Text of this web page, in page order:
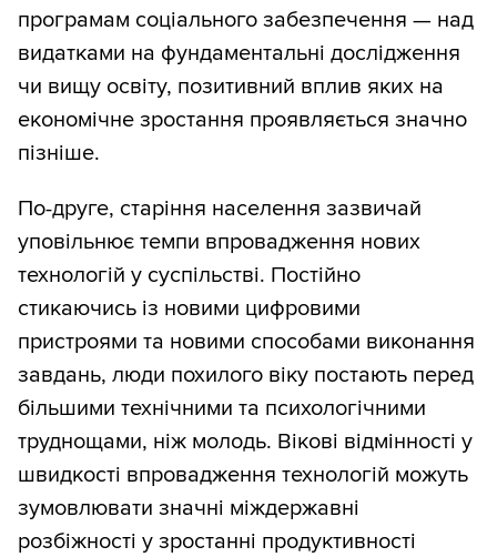
програмам соціального забезпечення — над
видатками на фундаментальні дослідження
чи вищу освіту, позитивний вплив яких на
економічне зростання проявляється значно
пізніше.
По-друге, старіння населення зазвичай
уповільнює темпи впровадження нових
технологій у суспільстві. Постійно
стикаючись із новими цифровими
пристроями та новими способами виконання
завдань, люди похилого віку постають перед
більшими технічними та психологічними
труднощами, ніж молодь. Вікові відмінності у
швидкості впровадження технологій можуть
зумовлювати значні міждержавні
розбіжності у зростанні продуктивності